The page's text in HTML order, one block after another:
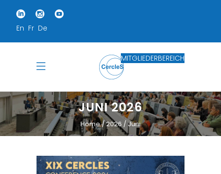
En Fr De
MITGLIEDERBEREICH
JUNI 2026
Home 2026 Juni